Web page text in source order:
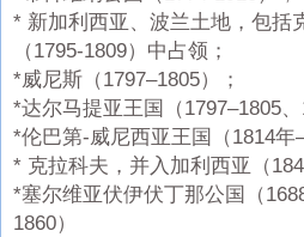
* 新加利西亚、波兰土地，包括
（1795-1809）中占领；
*威尼斯（1797–1805）；
*达尔马提亚王国（1797–1805、
*伦巴第-威尼西亚王国（1814年
* 克拉科夫，并入加利西亚（
*塞尔维亚伏伊伏丁那公国（
1860）